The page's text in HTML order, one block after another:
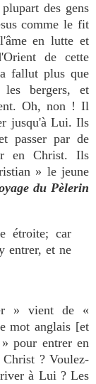
des gens
comme le fit
en lutte et
de cette
fallut plus que
les bergers, et
Oh, non ! Il
jusqu'à Lui. Ils
passer par de
en Christ. Ils
» le jeune
du Pèlerin
étroite; car
entrer, et ne
» vient de «
mot anglais [et
pour entrer en
? Voulez-
à Lui ? Les